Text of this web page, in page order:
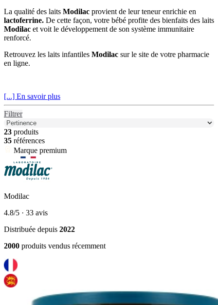
La qualité des laits Modilac provient de leur teneur enrichie en
lactoferrine. De cette façon, votre bébé profite des bienfaits des laits
Modilac et voit le développement de son système immunitaire
renforcé.
Retrouvez les laits infantiles Modilac sur le site de votre pharmacie
en ligne.
[...] En savoir plus
Filtrer
23 produits
35 références
Marque premium
Modilac
4.8/5 · 33 avis
Distribuée depuis 2022
2000 produits vendus récemment